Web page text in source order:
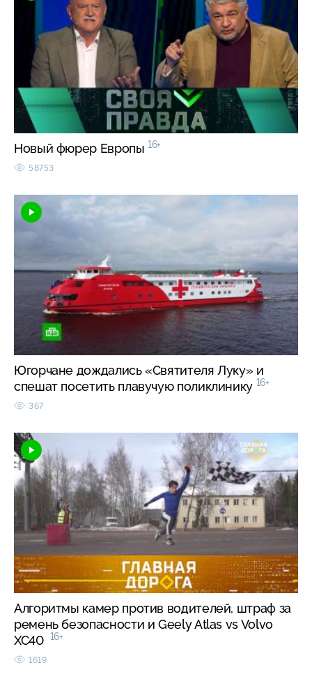
Новый фюрер Европы 16+
58753
Югорчане дождались «Святителя Луку» и
спешат посетить плавучую поликлинику 16+
367
Алгоритмы камер против водителей, штраф за
ремень безопасности и Geely Atlas vs Volvo
XC40 16+
1619